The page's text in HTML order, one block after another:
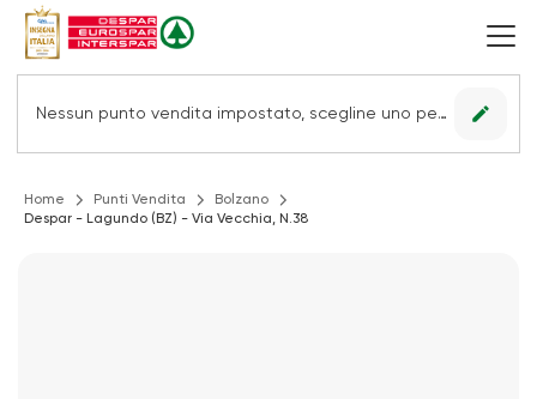
Nessun punto vendita impostato, scegline uno per vedere le offerte. edit
Home Punti Vendita
Bolzano
Despar - Lagundo (BZ) - Via Vecchia, N.38